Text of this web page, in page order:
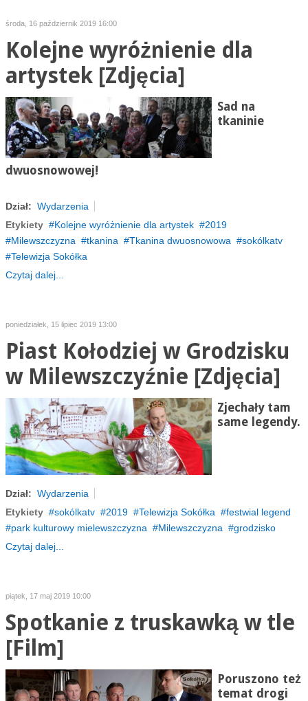
środa, 16 październik 2019 16:00
Kolejne wyróżnienie dla
artystek [Zdjęcia]
Sad na
tkaninie
dwuosnowowej!
Dział: Wydarzenia
Etykiety
Kolejne wyróżnienie dla artystek
2019
Milewszczyzna
tkanina Tkanina dwuosnowowa
sokólkatv
Telewizja Sokółka
Czytaj dalej...
poniedziałek, 15 lipiec 2019 13:00
Piast Kołodziej w Grodzisku
w Milewszczyźnie [Zdjęcia]
Zjechały tam
same legendy.
Dział: Wydarzenia
Etykiety
sokólkatv 2019 Telewizja Sokółka
festwial legend
park kulturowy mielewszczyzna
Milewszczyzna
grodzisko
Czytaj dalej...
piątek, 17 maj 2019 10:00
Spotkanie z truskawką w tle
[Film]
Poruszono też
temat drogi